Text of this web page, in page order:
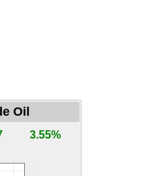
Oil
3.55%